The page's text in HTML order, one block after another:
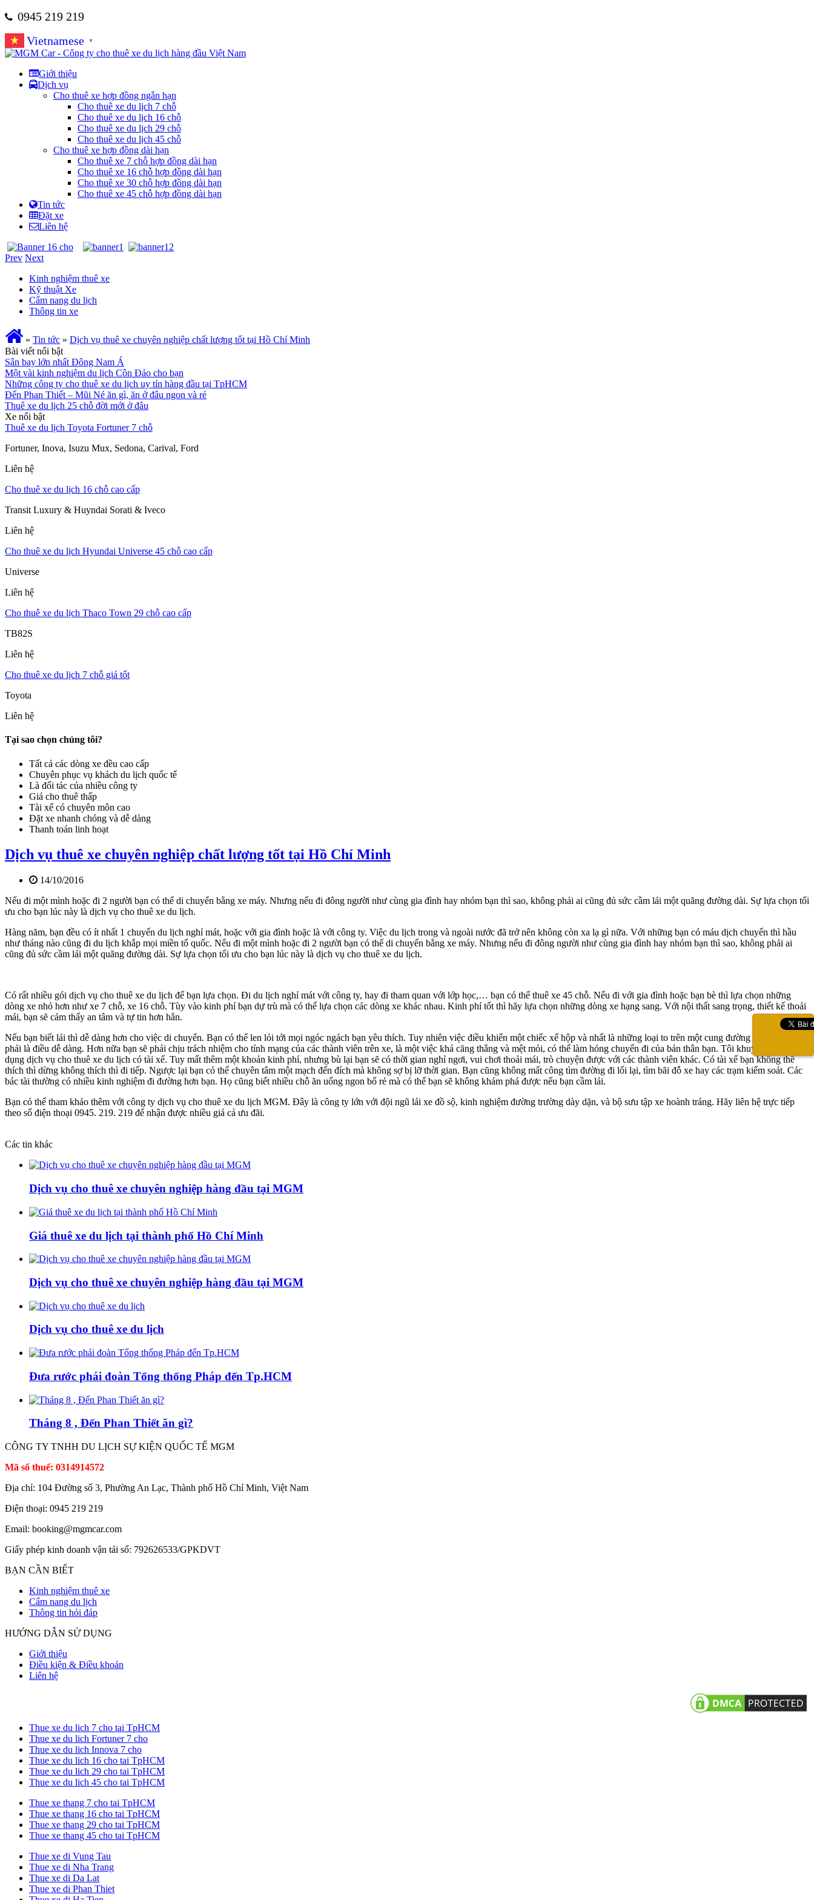
0945 219 219
Vietnamese
▼
Giới thiệu
Dịch vụ
Cho thuê xe hợp đồng ngắn hạn
Cho thuê xe du lịch 7 chỗ
Cho thuê xe du lịch 16 chỗ
Cho thuê xe du lịch 29 chỗ
Cho thuê xe du lịch 45 chỗ
Cho thuê xe hợp đồng dài hạn
Cho thuê xe 7 chỗ hợp đồng dài hạn
Cho thuê xe 16 chỗ hợp đồng dài hạn
Cho thuê xe 30 chỗ hợp đồng dài hạn
Cho thuê xe 45 chỗ hợp đồng dài hạn
Tin tức
Đặt xe
Liên hệ
Prev Next
Kinh nghiệm thuê xe
Kỹ thuật Xe
Cẩm nang du lịch
Thông tin xe
» Tin tức » Dịch vụ thuê xe chuyên nghiệp chất lượng tốt tại Hồ Chí Minh
Bài viết nổi bật
Sân bay lớn nhất Đông Nam Á
Một vài kinh nghiệm du lịch Côn Đảo cho bạn
Những công ty cho thuê xe du lịch uy tín hàng đầu tại TpHCM
Đến Phan Thiết – Mũi Né ăn gì, ăn ở đâu ngon và rẻ
Thuê xe du lịch 25 chỗ đời mới ở đâu
Xe nổi bật
Thuê xe du lịch Toyota Fortuner 7 chỗ
Fortuner, Inova, Isuzu Mux, Sedona, Carival, Ford
Liên hệ
Cho thuê xe du lịch 16 chỗ cao cấp
Transit Luxury & Huyndai Sorati & Iveco
Liên hệ
Cho thuê xe du lịch Hyundai Universe 45 chỗ cao cấp
Universe
Liên hệ
Cho thuê xe du lịch Thaco Town 29 chỗ cao cấp
TB82S
Liên hệ
Cho thuê xe du lịch 7 chỗ giá tốt
Toyota
Liên hệ
Tại sao chọn chúng tôi?
Tất cả các dòng xe đều cao cấp
Chuyên phục vụ khách du lịch quốc tế
Là đối tác của nhiều công ty
Giá cho thuê thấp
Tài xế có chuyên môn cao
Đặt xe nhanh chóng và dễ dàng
Thanh toán linh hoạt
Dịch vụ thuê xe chuyên nghiệp chất lượng tốt tại Hồ Chí Minh
14/10/2016
Nếu đi một mình hoặc đi 2 người bạn có thể di chuyển bằng xe máy. Nhưng nếu đi đông người như cùng gia đình hay nhóm bạn thì sao, không phải ai cũng đủ sức cầm lái một quãng đường dài. Sự lựa chọn tối
ưu cho bạn lúc này là dịch vụ cho thuê xe du lịch.
Hàng năm, bạn đều có ít nhất 1 chuyến du lịch nghỉ mát, hoặc với gia đình hoặc là với công ty. Việc du lịch trong và ngoài nước đã trở nên không còn xa lạ gì nữa. Với những bạn có máu dịch chuyển thì hầu
như tháng nào cũng đi du lịch khắp mọi miền tổ quốc. Nếu đi một mình hoặc đi 2 người bạn có thể di chuyển bằng xe máy. Nhưng nếu đi đông người như cùng gia đình hay nhóm bạn thì sao, không phải ai
cũng đủ sức cầm lái một quãng đường dài. Sự lựa chọn tối ưu cho bạn lúc này là dịch vụ cho thuê xe du lịch.
Có rất nhiều gói dịch vụ cho thuê xe du lịch để bạn lựa chọn. Đi du lịch nghỉ mát với công ty, hay đi tham quan với lớp học,… bạn có thể thuê xe 45 chỗ. Nếu đi với gia đình hoặc bạn bè thì lựa chọn những
dòng xe nhỏ hơn như xe 7 chỗ, xe 16 chỗ. Tùy vào kinh phí bạn dự trù mà có thể lựa chọn các dòng xe khác nhau. Kinh phí tốt thì hãy lựa chọn những dòng xe hạng sang. Với nội thất sang trọng, thiết kế thoải
mái, bạn sẽ cảm thấy an tâm và tự tin hơn hẳn.
Nếu bạn biết lái thì dễ dàng hơn cho việc di chuyển. Bạn có thể len lỏi tới mọi ngóc ngách bạn yêu thích. Tuy nhiên việc điều khiển một chiếc xế hộp và nhất là những loại to trên một cung đường dài không
phải là điều dễ dàng. Hơn nữa bạn sẽ phải chịu trách nhiệm cho tính mạng của các thành viên trên xe, là một việc khá căng thẳng và mệt mỏi, có thể làm hỏng chuyến đi của bản thân bạn. Tôi khuyên bạn nên sử
dụng dịch vụ cho thuê xe du lịch có tài xế. Tuy mất thêm một khoản kinh phí, nhưng bù lại bạn sẽ có thời gian nghỉ ngơi, vui chơi thoải mái, trò chuyện được với các thành viên khác. Có tài xế bạn không thể
thích thì dừng không thích thì đi tiếp. Ngược lại bạn có thể chuyên tâm một mạch đến đích mà không sợ bị lỡ thời gian. Bạn cũng không mất công tìm đường đi lối lại, tìm bãi đỗ xe hay các trạm kiểm soát. Các
bác tài thường có nhiều kinh nghiệm đi đường hơn bạn. Họ cũng biết nhiều chỗ ăn uống ngon bổ rẻ mà có thể bạn sẽ không khám phá được nếu bạn cầm lái.
Bạn có thể tham khảo thêm với công ty dịch vụ cho thuê xe du lịch MGM. Đây là công ty lớn với đội ngũ lái xe đồ sộ, kinh nghiệm đường trường dày dặn, và bộ sưu tập xe hoành tráng. Hãy liên hệ trực tiếp
theo số điện thoại 0945. 219. 219 để nhận được nhiều giá cả ưu đãi.
Các tin khác
Dịch vụ cho thuê xe chuyên nghiệp hàng đầu tại MGM
Giá thuê xe du lịch tại thành phố Hồ Chí Minh
Dịch vụ cho thuê xe chuyên nghiệp hàng đầu tại MGM
Dịch vụ cho thuê xe du lịch
Đưa rước phái đoàn Tổng thống Pháp đến Tp.HCM
Tháng 8 , Đến Phan Thiết ăn gì?
CÔNG TY TNHH DU LỊCH SỰ KIỆN QUỐC TẾ MGM
Mã số thuế: 0314914572
Địa chỉ: 104 Đường số 3, Phường An Lạc, Thành phố Hồ Chí Minh, Việt Nam
Điện thoại: 0945 219 219
Email: booking@mgmcar.com
Giấy phép kinh doanh vận tải số: 792626533/GPKDVT
BẠN CẦN BIẾT
Kinh nghiệm thuê xe
Cẩm nang du lịch
Thông tin hỏi đáp
HƯỚNG DẪN SỬ DỤNG
Giới thiệu
Điều kiện & Điều khoản
Liên hệ
Thue xe du lich 7 cho tai TpHCM
Thue xe du lich Fortuner 7 cho
Thue xe du lich Innova 7 cho
Thue xe du lich 16 cho tai TpHCM
Thue xe du lich 29 cho tai TpHCM
Thue xe du lich 45 cho tai TpHCM
Thue xe thang 7 cho tai TpHCM
Thue xe thang 16 cho tai TpHCM
Thue xe thang 29 cho tai TpHCM
Thue xe thang 45 cho tai TpHCM
Thue xe di Vung Tau
Thue xe di Nha Trang
Thue xe di Da Lat
Thue xe di Phan Thiet